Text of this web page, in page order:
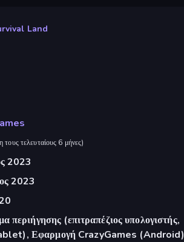
Land
τους τελευταίους 6 μήνες)
2023
2023
περιήγησης (επιτραπέζιος υπολογιστής,
Εφαρμογή CrazyGames (Android)